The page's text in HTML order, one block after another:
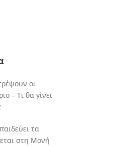
οι
– Τι θα γίνει
τα
στη Μονή